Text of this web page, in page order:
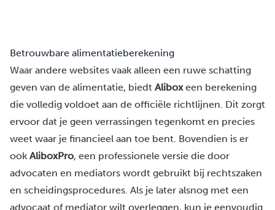
Betrouwbare alimentatieberekening
Waar andere websites vaak alleen een ruwe schatting
geven van de alimentatie, biedt Aliboxeen berekening
die volledig voldoet aan de officiële richtlijnen. Dit zorgt
ervoor dat je geen verrassingen tegenkomt en precies
weet waar je financieel aan toe bent. Bovendien is er
ook AliboxPro, een professionele versie die door
advocaten en mediators wordt gebruikt bij rechtszaken
en scheidingsprocedures. Als je later alsnog met een
advocaat of mediator wilt overleggen, kun je eenvoudig